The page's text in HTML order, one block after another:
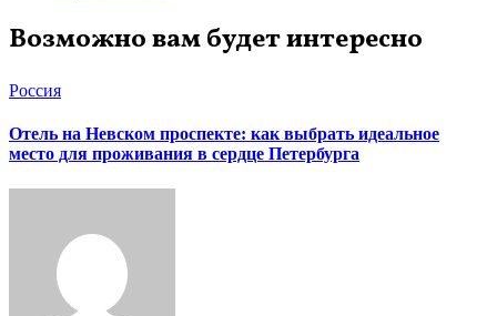
Возможно вам будет интересно
Россия
Отель на Невском проспекте: как выбрать идеальное
место для проживания в сердце Петербурга